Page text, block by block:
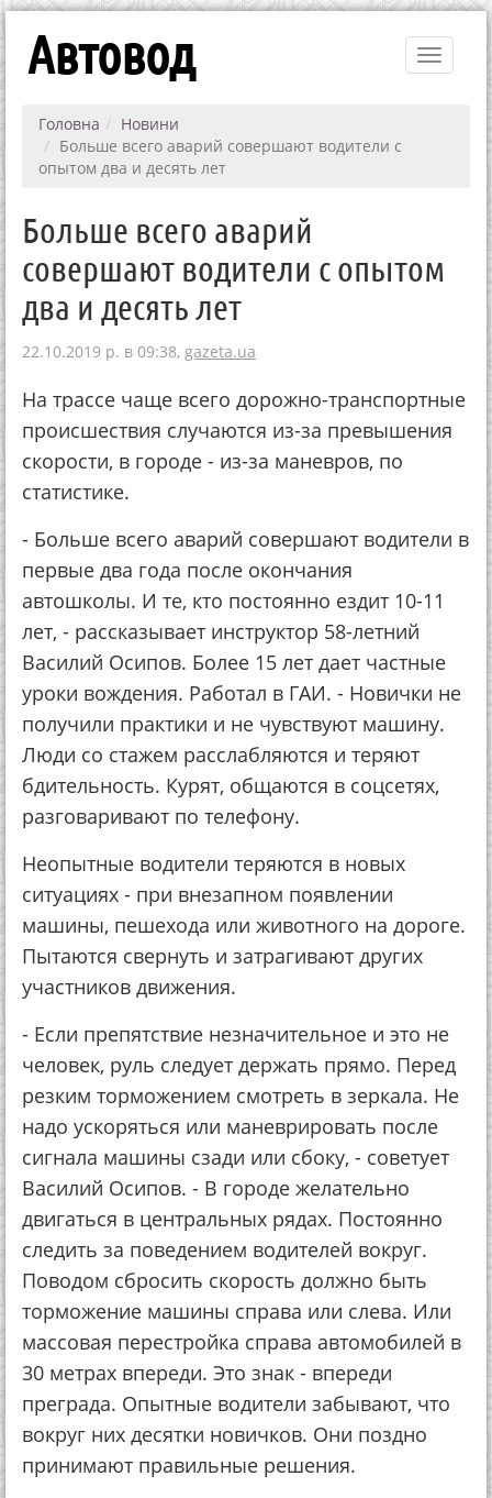
Toggle
Автовод
Головна
Новини
Больше всего аварий совершают водители с
опытом два и десять лет
Больше всего аварий
совершают водители с опытом
два и десять лет
22.10.2019 р. в 09:38, gazeta.ua
На трассе чаще всего дорожно-транспортные
происшествия случаются из-за превышения
скорости, в городе - из-за маневров, по
статистике.
- Больше всего аварий совершают водители в
первые два года после окончания
автошколы. И те, кто постоянно ездит 10-11
лет, - рассказывает инструктор 58-летний
Василий Осипов. Более 15 лет дает частные
уроки вождения. Работал в ГАИ. - Новички не
получили практики и не чувствуют машину.
Люди со стажем расслабляются и теряют
бдительность. Курят, общаются в соцсетях,
разговаривают по телефону.
Неопытные водители теряются в новых
ситуациях - при внезапном появлении
машины, пешехода или животного на дороге.
Пытаются свернуть и затрагивают других
участников движения.
- Если препятствие незначительное и это не
человек, руль следует держать прямо. Перед
резким торможением смотреть в зеркала. Не
надо ускоряться или маневрировать после
сигнала машины сзади или сбоку, - советует
Василий Осипов. - В городе желательно
двигаться в центральных рядах. Постоянно
следить за поведением водителей вокруг.
Поводом сбросить скорость должно быть
торможение машины справа или слева. Или
массовая перестройка справа автомобилей в
30 метрах впереди. Это знак - впереди
преграда. Опытные водители забывают, что
вокруг них десятки новичков. Они поздно
принимают правильные решения.